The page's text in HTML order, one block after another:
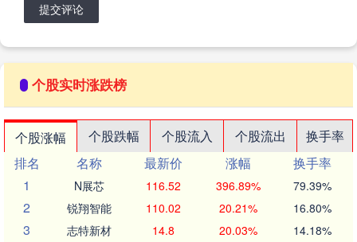
提交评论
个股实时涨跌榜
个股涨幅 个股跌幅 个股流入 个股流出
换手率
排名
名称 最新价 涨幅
换手率
1
N展芯 116.52 396.89% 79.39%
2 锐翔智能 110.02 20.21% 16.80%
3 志特新材 14.8 20.03% 14.18%